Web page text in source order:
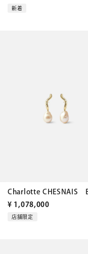
新着
Charlotte CHESNAIS
¥ 1,078,000
店舗限定